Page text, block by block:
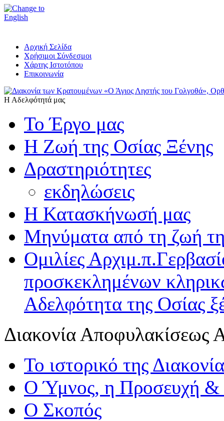
Αρχική Σελίδα
Χρήσιμοι Σύνδεσμοι
Χάρτης Ιστοτόπου
Επικοινωνία
Η Αδελφότητά μας
Το Έργο μας
Η Ζωή της Οσίας Ξένης
Δραστηριότητες
εκδηλώσεις
Η Κατασκήνωσή μας
Μηνύματα από τη ζωή
Ομιλίες
προσκεκλημένων
Αδελφότητα της Οσίας
Διακονία
Το ιστορικό της
Ο Ύμνος, η Προσευχή &
Ο Σκοπός